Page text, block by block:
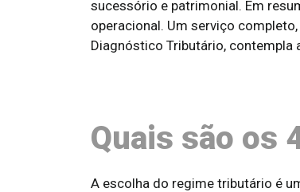
sucessório e patrimonial. Em
operacional. Um serviço
Diagnóstico Tributário, contempla
Quais são os
A escolha do regime tributário é